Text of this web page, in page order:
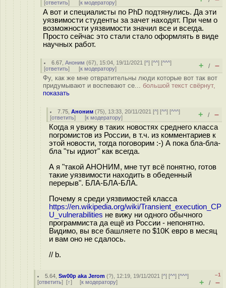
[ответить] [к модератору]
А вот и специалисты по PhD подтянулись. Да эти
уязвимости студенты за зачет находят. При чем о
возможности уязвимости значил все и всегда.
Просто сейчас это стали стало оформлять в виде
научных работ.
6.67 ,Аноним (67), 15:04, 19/11/2021 [^] [^^] [^^^]
[ответить] [к модератору] + / –
Фу, как же мне отвратительны люди которые вот так вот
придумывают и воспевают се... большой текст свёрнут,
показать
7.75 ,Аноним (75), 13:33, 20/11/2021 [^] [^^] [^^^]
[ответить] [к модератору] + / –
Когда я увижу в таких новостях среднего класса
погромистов из России, в т.ч. из комментариев к
этой новости, тогда поговорим :-) А пока бла-бла-
бла "ты идиот" как всегда.
А я "такой АНОНИМ, мне тут всё понятно, готов
такие уязвимости находить в обеденный
перерыв". БЛА-БЛА-БЛА.
Почему я среди уязвимостей класса
https://en.wikipedia.org/wiki/Transient_execution_CP
U_vulnerabilities не вижу ни одного обычного
программиста да ещё из России - непонятно.
Видимо, вы все башляете по $10K евро в месяц
и вам оно не сдалось.
// b.
5.64 ,Sw00p aka Jerom (?), 12:19, 19/11/2021 [^] [^^] [^^^]
[ответить] [↑] [к модератору]
–1
+ / –